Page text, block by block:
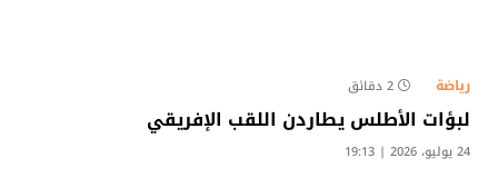
رياضة 2 دقائق
لبؤات الأطلس يطاردن اللقب الإفريقي
24 يوليو، 2026 | 19:13